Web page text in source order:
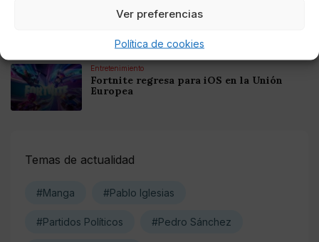
Ver preferencias
Política de cookies
Mejores casinos online con
Entretenimiento
Fortnite regresa para iOS en la Unión
Europea
Temas de actualidad
#Manga #Pablo Iglesias
#Partidos Políticos #Pedro Sánchez